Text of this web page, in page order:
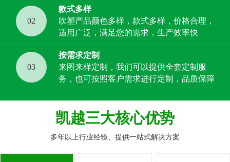
02
款式多样
吹塑产品颜色多样，款式多样，价格合理，
适用广泛，满足您的需求，生产效率快
03
按需求定制
来图来样定制，我们可以提供全套定制服
务，也可按照客户需求进行定制，品质保障
凯越三大核心优势
多年以上行业经验、提供一站式解决方案